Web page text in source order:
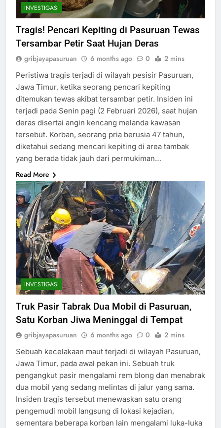
INVESTIGASI
Tragis! Pencari Kepiting di Pasuruan Tewas
Tersambar Petir Saat Hujan Deras
gribjayapasuruan 6 months ago 0 2 mins
Peristiwa tragis terjadi di wilayah pesisir Pasuruan,
Jawa Timur, ketika seorang pencari kepiting
ditemukan tewas akibat tersambar petir. Insiden ini
terjadi pada Senin pagi (2 Februari 2026), saat hujan
deras disertai angin kencang melanda kawasan
tersebut. Korban, seorang pria berusia 47 tahun,
diketahui sedang mencari kepiting di area tambak
yang berada tidak jauh dari permukiman…
Read More
INVESTIGASI
Truk Pasir Tabrak Dua Mobil di Pasuruan,
Satu Korban Jiwa Meninggal di Tempat
gribjayapasuruan 6 months ago 0 2 mins
Sebuah kecelakaan maut terjadi di wilayah Pasuruan,
Jawa Timur, pada awal pekan ini. Sebuah truk
pengangkut pasir mengalami rem blong dan menabrak
dua mobil yang sedang melintas di jalur yang sama.
Insiden tragis tersebut menewaskan satu orang
pengemudi mobil langsung di lokasi kejadian,
sementara beberapa korban lain mengalami luka-luka